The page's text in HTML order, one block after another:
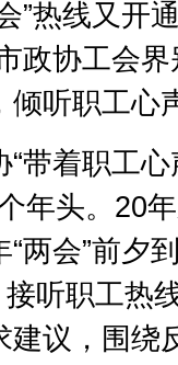
”热线又开
政协工会界
倾听职工心
着职工心
年头。20
两会”前夕
听职工热
建议，围绕